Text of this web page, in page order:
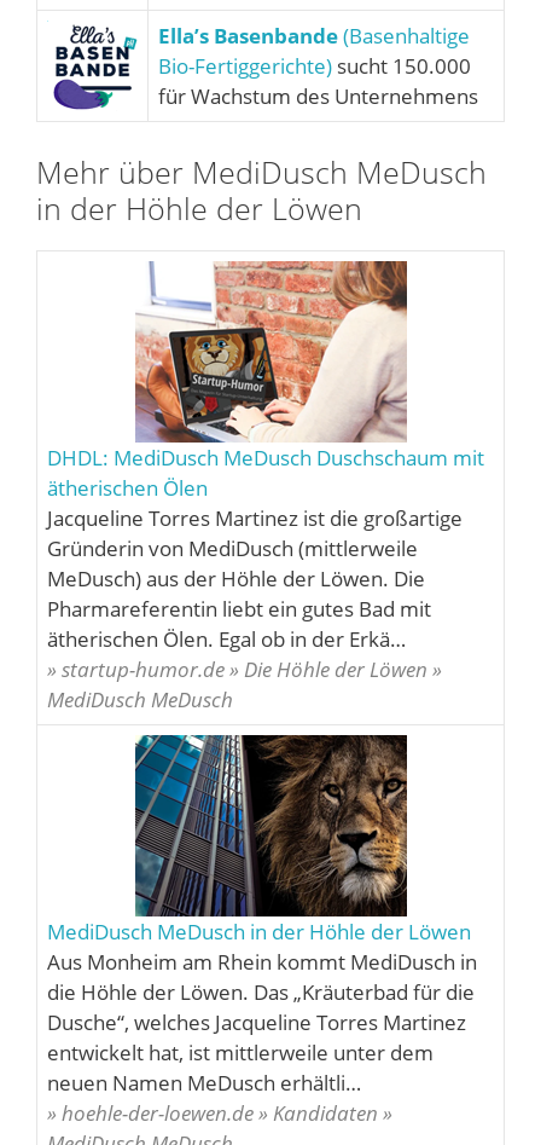
Ella’s Basenbande(Basenhaltige
Bio-Fertiggerichte) sucht 150.000
für Wachstum des Unternehmens
Mehr über MediDusch MeDusch
in der Höhle der Löwen
DHDL: MediDusch MeDusch Duschschaum mit
ätherischen Ölen
Jacqueline Torres Martinez ist die großartige
Gründerin von MediDusch (mittlerweile
MeDusch) aus der Höhle der Löwen. Die
Pharmareferentin liebt ein gutes Bad mit
ätherischen Ölen. Egal ob in der Erkä…
» startup-humor.de » Die Höhle der Löwen »
MediDusch MeDusch
MediDusch MeDusch in der Höhle der Löwen
Aus Monheim am Rhein kommt MediDusch in
die Höhle der Löwen. Das „Kräuterbad für die
Dusche“, welches Jacqueline Torres Martinez
entwickelt hat, ist mittlerweile unter dem
neuen Namen MeDusch erhältli…
» hoehle-der-loewen.de » Kandidaten »